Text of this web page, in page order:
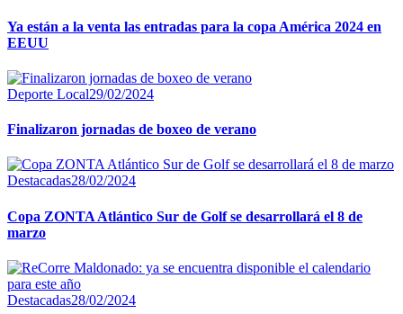
Ya están a la venta las entradas para la copa América 2024 en
EEUU
Deporte Local29/02/2024
Finalizaron jornadas de boxeo de verano
Destacadas28/02/2024
Copa ZONTA Atlántico Sur de Golf se desarrollará el 8 de
marzo
Destacadas28/02/2024